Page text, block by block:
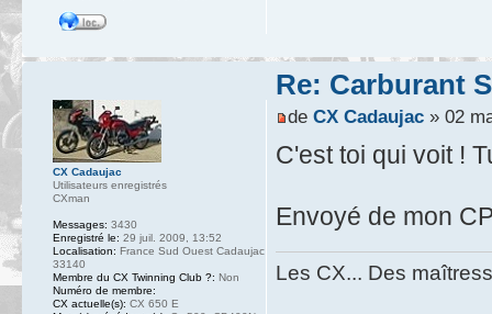
Re: Carburant
de CX Cadaujac» 02
C'est toi qui voit !
Envoyé de mon
Les CX... Des
CX Cadaujac
Utilisateurs enregistrés
CXman
Messages: 3430
Enregistré le: 29 juil. 2009, 13:52
Localisation: France Sud Ouest Cadaujac
33140
Membre du CX Twinning Club ?: Non
Numéro de membre:
CX actuelle(s): CX 650 E